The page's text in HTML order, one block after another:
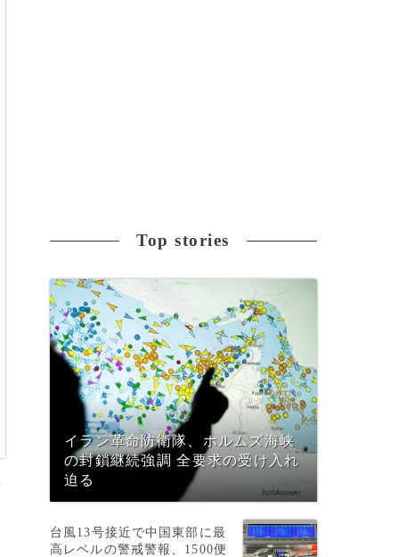
Top stories
イラン革命防衛隊、ホルムズ海峡
の封鎖継続強調 全要求の受け入れ
迫る
台風13号接近で中国東部に最
高レベルの警戒警報、1500便